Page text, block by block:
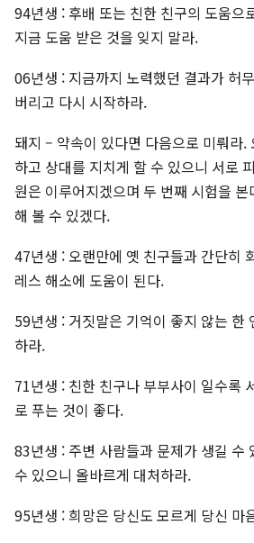
94년생 : 후배 또는 친한 친구의 도움으
지금 도움 받은 것을 잊지 말라.
06년생 : 지금까지 노력했던 결과가 허
버리고 다시 시작하라.
돼지 – 약속이 있다면 다음으로 미뤄라.
하고 상대를 지치게 할 수 있으니 서로
원은 이루어지겠으며 두 번째 시험을
해 볼 수 있겠다.
47년생 : 오랜만에 옛 친구들과 간단히
레스 해소에 도움이 된다.
59년생 : 거짓말은 기억이 좋지 않는 한
하라.
71년생 : 친한 친구나 부부사이 일수록
로 푸는 것이 좋다.
83년생 : 주변 사람들과 문제가 생길 수
수 있으니 올바르게 대처하라.
95년생 : 희망은 당신도 모르게 당신 마